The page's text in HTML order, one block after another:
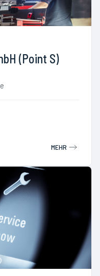
(Point S)
MEHR